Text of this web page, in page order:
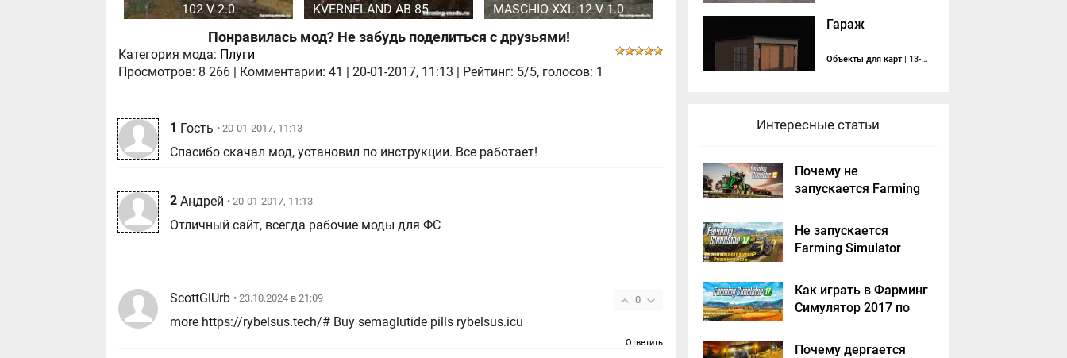
102 V 2.0
KVERNELAND AB 85 MASCHIO XXL 12 V 1.0
Понравилась мод? Не забудь поделиться с друзьями!
Категория мода: Плуги
Просмотров: 8 266 Комментарии: 41 |20-01-2017, 11:13 | Рейтинг: 5/5, голосов: 1
1 Гость • 20-01-2017, 11:13
Спасибо скачал мод, установил по инструкции. Все работает!
2 Андрей • 20-01-2017, 11:13
Отличный сайт, всегда рабочие моды для ФС
0
ScottGlUrb • 23.10.2024 в 21:09
more https://rybelsus.tech/# Buy semaglutide pills rybelsus.icu
Ответить
Гараж
Объекты для карт| 13-01-2014, 01:30
Интересные статьи
Почему не
запускается Farming
решение
Не запускается
Farming Simulator
Как играть в Фарминг
Симулятор 2017 по
Почему дергается